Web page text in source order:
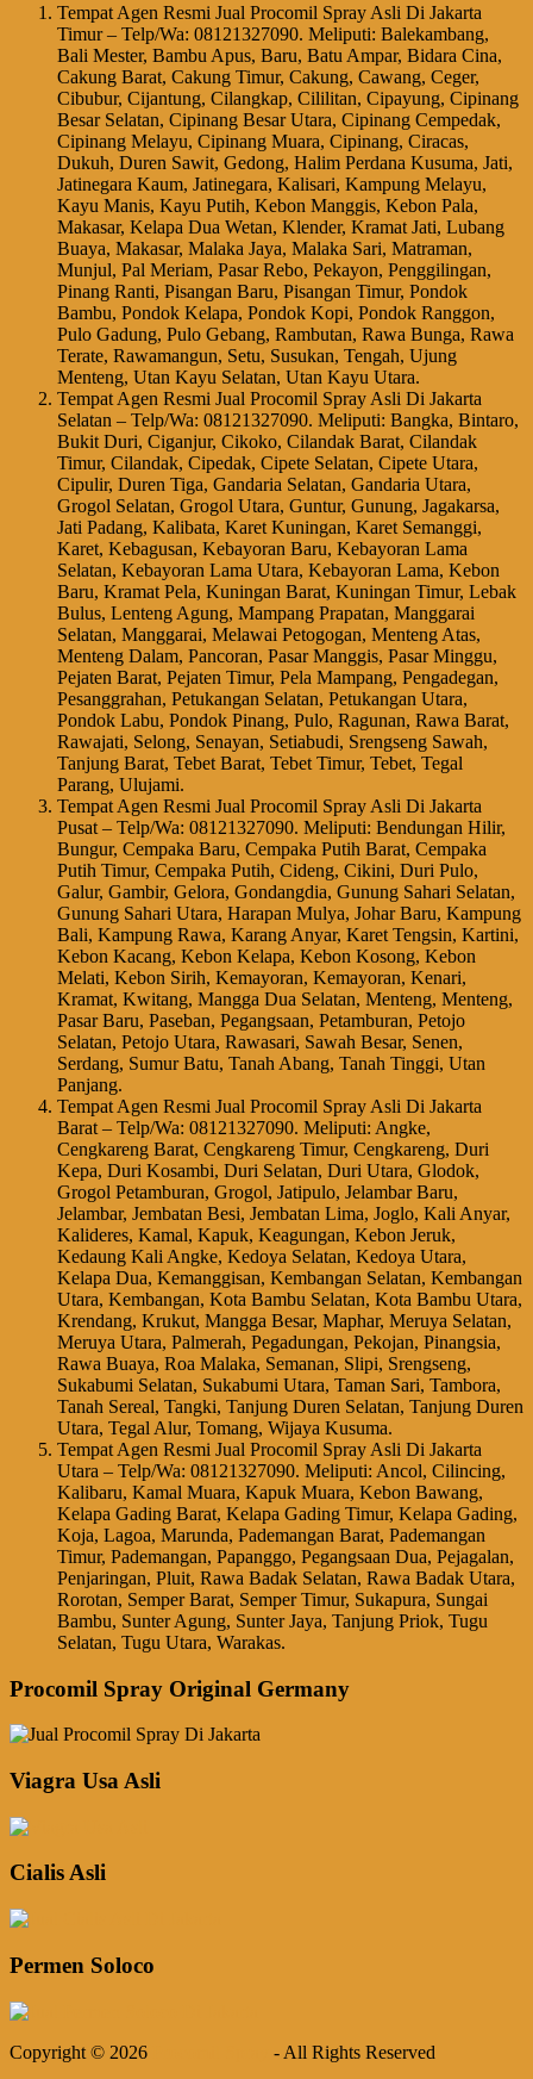
Tempat Agen Resmi Jual Procomil Spray Asli Di Jakarta
Timur – Telp/Wa: 08121327090. Meliputi: Balekambang,
Bali Mester, Bambu Apus, Baru, Batu Ampar, Bidara Cina,
Cakung Barat, Cakung Timur, Cakung, Cawang, Ceger,
Cibubur, Cijantung, Cilangkap, Cililitan, Cipayung, Cipinang
Besar Selatan, Cipinang Besar Utara, Cipinang Cempedak,
Cipinang Melayu, Cipinang Muara, Cipinang, Ciracas,
Dukuh, Duren Sawit, Gedong, Halim Perdana Kusuma, Jati,
Jatinegara Kaum, Jatinegara, Kalisari, Kampung Melayu,
Kayu Manis, Kayu Putih, Kebon Manggis, Kebon Pala,
Makasar, Kelapa Dua Wetan, Klender, Kramat Jati, Lubang
Buaya, Makasar, Malaka Jaya, Malaka Sari, Matraman,
Munjul, Pal Meriam, Pasar Rebo, Pekayon, Penggilingan,
Pinang Ranti, Pisangan Baru, Pisangan Timur, Pondok
Bambu, Pondok Kelapa, Pondok Kopi, Pondok Ranggon,
Pulo Gadung, Pulo Gebang, Rambutan, Rawa Bunga, Rawa
Terate, Rawamangun, Setu, Susukan, Tengah, Ujung
Menteng, Utan Kayu Selatan, Utan Kayu Utara.
Tempat Agen Resmi Jual Procomil Spray Asli Di Jakarta
Selatan – Telp/Wa: 08121327090. Meliputi: Bangka, Bintaro,
Bukit Duri, Ciganjur, Cikoko, Cilandak Barat, Cilandak
Timur, Cilandak, Cipedak, Cipete Selatan, Cipete Utara,
Cipulir, Duren Tiga, Gandaria Selatan, Gandaria Utara,
Grogol Selatan, Grogol Utara, Guntur, Gunung, Jagakarsa,
Jati Padang, Kalibata, Karet Kuningan, Karet Semanggi,
Karet, Kebagusan, Kebayoran Baru, Kebayoran Lama
Selatan, Kebayoran Lama Utara, Kebayoran Lama, Kebon
Baru, Kramat Pela, Kuningan Barat, Kuningan Timur, Lebak
Bulus, Lenteng Agung, Mampang Prapatan, Manggarai
Selatan, Manggarai, Melawai Petogogan, Menteng Atas,
Menteng Dalam, Pancoran, Pasar Manggis, Pasar Minggu,
Pejaten Barat, Pejaten Timur, Pela Mampang, Pengadegan,
Pesanggrahan, Petukangan Selatan, Petukangan Utara,
Pondok Labu, Pondok Pinang, Pulo, Ragunan, Rawa Barat,
Rawajati, Selong, Senayan, Setiabudi, Srengseng Sawah,
Tanjung Barat, Tebet Barat, Tebet Timur, Tebet, Tegal
Parang, Ulujami.
Tempat Agen Resmi Jual Procomil Spray Asli Di Jakarta
Pusat – Telp/Wa: 08121327090. Meliputi: Bendungan Hilir,
Bungur, Cempaka Baru, Cempaka Putih Barat, Cempaka
Putih Timur, Cempaka Putih, Cideng, Cikini, Duri Pulo,
Galur, Gambir, Gelora, Gondangdia, Gunung Sahari Selatan,
Gunung Sahari Utara, Harapan Mulya, Johar Baru, Kampung
Bali, Kampung Rawa, Karang Anyar, Karet Tengsin, Kartini,
Kebon Kacang, Kebon Kelapa, Kebon Kosong, Kebon
Melati, Kebon Sirih, Kemayoran, Kemayoran, Kenari,
Kramat, Kwitang, Mangga Dua Selatan, Menteng, Menteng,
Pasar Baru, Paseban, Pegangsaan, Petamburan, Petojo
Selatan, Petojo Utara, Rawasari, Sawah Besar, Senen,
Serdang, Sumur Batu, Tanah Abang, Tanah Tinggi, Utan
Panjang.
Tempat Agen Resmi Jual Procomil Spray Asli Di Jakarta
Barat – Telp/Wa: 08121327090. Meliputi: Angke,
Cengkareng Barat, Cengkareng Timur, Cengkareng, Duri
Kepa, Duri Kosambi, Duri Selatan, Duri Utara, Glodok,
Grogol Petamburan, Grogol, Jatipulo, Jelambar Baru,
Jelambar, Jembatan Besi, Jembatan Lima, Joglo, Kali Anyar,
Kalideres, Kamal, Kapuk, Keagungan, Kebon Jeruk,
Kedaung Kali Angke, Kedoya Selatan, Kedoya Utara,
Kelapa Dua, Kemanggisan, Kembangan Selatan, Kembangan
Utara, Kembangan, Kota Bambu Selatan, Kota Bambu Utara,
Krendang, Krukut, Mangga Besar, Maphar, Meruya Selatan,
Meruya Utara, Palmerah, Pegadungan, Pekojan, Pinangsia,
Rawa Buaya, Roa Malaka, Semanan, Slipi, Srengseng,
Sukabumi Selatan, Sukabumi Utara, Taman Sari, Tambora,
Tanah Sereal, Tangki, Tanjung Duren Selatan, Tanjung Duren
Utara, Tegal Alur, Tomang, Wijaya Kusuma.
Tempat Agen Resmi Jual Procomil Spray Asli Di Jakarta
Utara – Telp/Wa: 08121327090. Meliputi: Ancol, Cilincing,
Kalibaru, Kamal Muara, Kapuk Muara, Kebon Bawang,
Kelapa Gading Barat, Kelapa Gading Timur, Kelapa Gading,
Koja, Lagoa, Marunda, Pademangan Barat, Pademangan
Timur, Pademangan, Papanggo, Pegangsaan Dua, Pejagalan,
Penjaringan, Pluit, Rawa Badak Selatan, Rawa Badak Utara,
Rorotan, Semper Barat, Semper Timur, Sukapura, Sungai
Bambu, Sunter Agung, Sunter Jaya, Tanjung Priok, Tugu
Selatan, Tugu Utara, Warakas.
Procomil Spray Original Germany
Viagra Usa Asli
Cialis Asli
Permen Soloco
Copyright © 2026 - All Rights Reserved